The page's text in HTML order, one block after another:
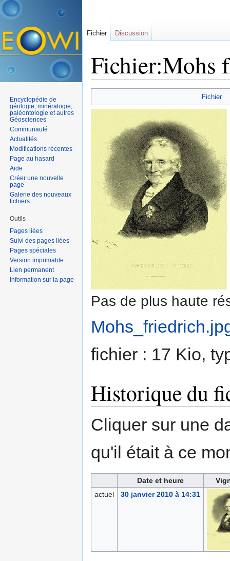
Fichier:Mohs
Fichier
Pas de plus haute
fichier : 17 Kio,
Historique du
Cliquer sur une
qu'il était à ce
Date et heure
actuel
30 janvier 2010 à 14:31
Fichier Discussion
Encyclopédie de
géologie, minéralogie,
paléontologie et autres
Géosciences
Communauté
Actualités
Modifications récentes
Page au hasard
Aide
Créer une nouvelle
page
Galerie des nouveaux
fichiers
Outils
Pages liées
Suivi des pages liées
Pages spéciales
Version imprimable
Lien permanent
Information sur la page